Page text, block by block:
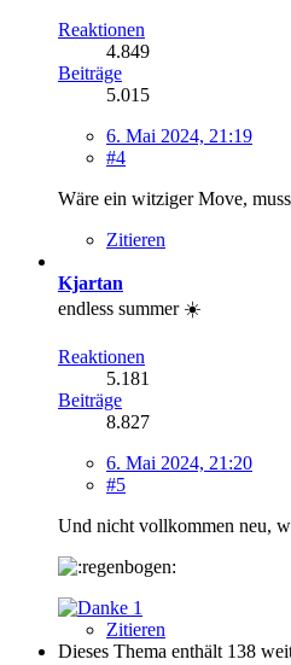
Reaktionen
4.849
Beiträge
5.015
6. Mai 2024, 21:19
#4
Wäre ein witziger Move,
Zitieren
Kjartan
endless summer ☀️
Reaktionen
5.181
Beiträge
8.827
6. Mai 2024, 21:20
#5
Und nicht vollkommen neu,
1
Zitieren
Dieses Thema enthält 138